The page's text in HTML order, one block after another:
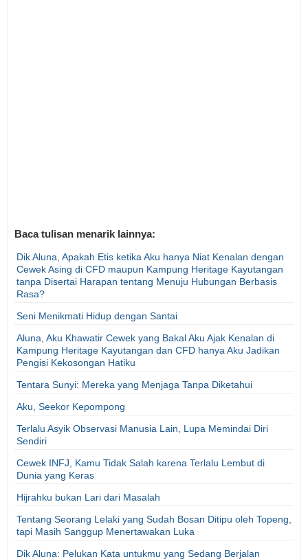
Baca tulisan menarik lainnya:
Dik Aluna, Apakah Etis ketika Aku hanya Niat Kenalan dengan
Cewek Asing di CFD maupun Kampung Heritage Kayutangan
tanpa Disertai Harapan tentang Menuju Hubungan Berbasis
Rasa?
Seni Menikmati Hidup dengan Santai
Aluna, Aku Khawatir Cewek yang Bakal Aku Ajak Kenalan di
Kampung Heritage Kayutangan dan CFD hanya Aku Jadikan
Pengisi Kekosongan Hatiku
Tentara Sunyi: Mereka yang Menjaga Tanpa Diketahui
Aku, Seekor Kepompong
Terlalu Asyik Observasi Manusia Lain, Lupa Memindai Diri
Sendiri
Cewek INFJ, Kamu Tidak Salah karena Terlalu Lembut di
Dunia yang Keras
Hijrahku bukan Lari dari Masalah
Tentang Seorang Lelaki yang Sudah Bosan Ditipu oleh Topeng,
tapi Masih Sanggup Menertawakan Luka
Dik Aluna: Pelukan Kata untukmu yang Sedang Berjalan